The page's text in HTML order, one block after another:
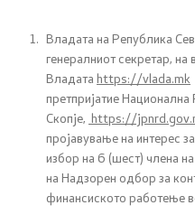
Медија центар
Отворена Влада
Отчетност
Владата на Република
генералниот секретар, на
Владата https://vlada.mk
претпријатие
Скопје, https://
пројавување на интерес
избор на 6 (шест) члена на
на Надзорен одбор за
финансиското работење